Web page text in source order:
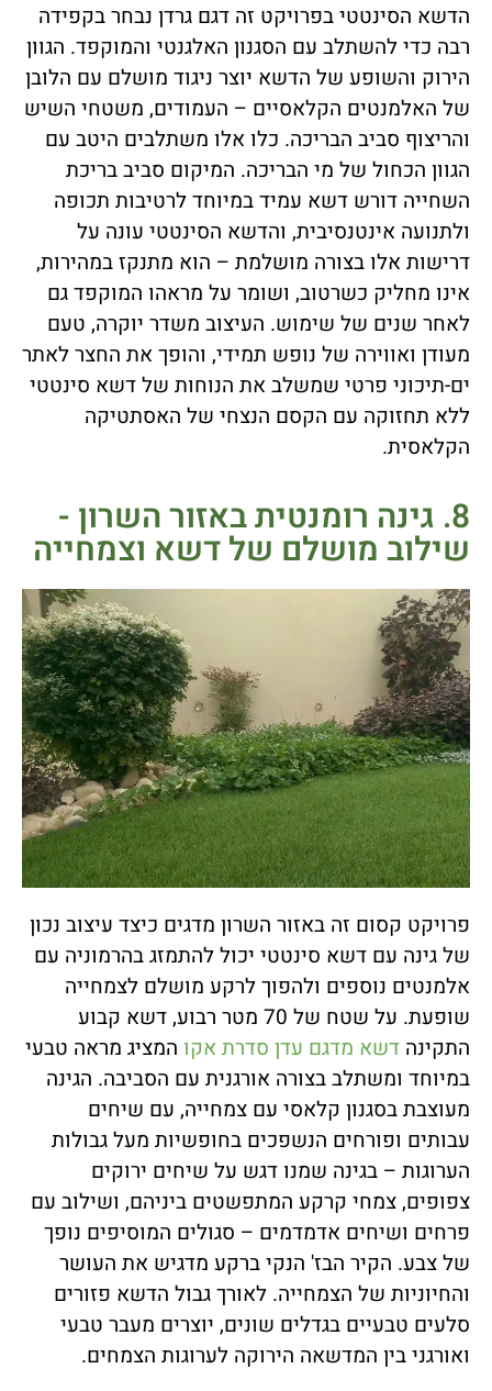
הדשא הסינטטי בפרויקט זה דגם גרדן נבחר בקפידה
רבה כדי להשתלב עם הסגנון האלגנטי והמוקפד. הגוון
הירוק והשופע של הדשא יוצר ניגוד מושלם עם הלובן
של האלמנטים הקלאסיים – העמודים, משטחי השיש
והריצוף סביב הבריכה. כלו אלו משתלבים היטב עם
הגוון הכחול של מי הבריכה. המיקום סביב בריכת
השחייה דורש דשא עמיד במיוחד לרטיבות תכופה
ולתנועה אינטנסיבית, והדשא הסינטטי עונה על
דרישות אלו בצורה מושלמת – הוא מתנקז במהירות,
אינו מחליק כשרטוב, ושומר על מראהו המוקפד גם
לאחר שנים של שימוש. העיצוב משדר יוקרה, טעם
מעודן ואווירה של נופש תמידי, והופך את החצר לאתר
ים-תיכוני פרטי שמשלב את הנוחות של דשא סינטטי
ללא תחזוקה עם הקסם הנצחי של האסתטיקה
הקלאסית.
8. גינה רומנטית באזור השרון -
שילוב מושלם של דשא וצמחייה
פרויקט קסום זה באזור השרון מדגים כיצד עיצוב נכון
של גינה עם דשא סינטטי יכול להתמזג בהרמוניה עם
אלמנטים נוספים ולהפוך לרקע מושלם לצמחייה
שופעת. על שטח של 70 מטר רבוע, דשא קבוע
התקינה דשא מדגם עדן סדרת אקו המציג מראה טבעי
במיוחד ומשתלב בצורה אורגנית עם הסביבה. הגינה
מעוצבת בסגנון קלאסי עם צמחייה, עם שיחים
עבותים ופורחים הנשפכים בחופשיות מעל גבולות
הערוגות – בגינה שמנו דגש על שיחים ירוקים
צפופים, צמחי קרקע המתפשטים ביניהם, ושילוב עם
פרחים ושיחים אדמדמים – סגולים המוסיפים נופך
של צבע. הקיר הבז' הנקי ברקע מדגיש את העושר
והחיוניות של הצמחייה. לאורך גבול הדשא פזורים
סלעים טבעיים בגדלים שונים, יוצרים מעבר טבעי
ואורגני בין המדשאה הירוקה לערוגות הצמחים.